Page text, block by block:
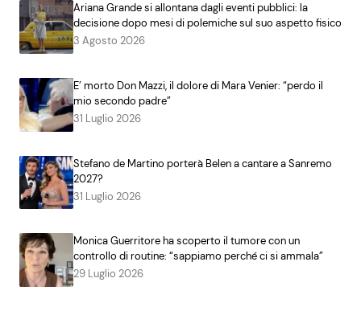
Ariana Grande si allontana dagli eventi pubblici: la
decisione dopo mesi di polemiche sul suo aspetto fisico
3 Agosto 2026
E’ morto Don Mazzi, il dolore di Mara Venier: “perdo il
mio secondo padre”
31 Luglio 2026
Stefano de Martino porterà Belen a cantare a Sanremo
2027?
31 Luglio 2026
Monica Guerritore ha scoperto il tumore con un
controllo di routine: “sappiamo perché ci si ammala”
29 Luglio 2026